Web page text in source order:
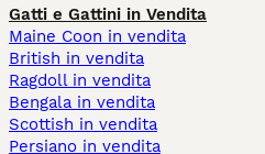
Gatti e Gattini in Vendita
Maine Coon in vendita
British in vendita
Ragdoll in vendita
Bengala in vendita
Scottish in vendita
Persiano in vendita